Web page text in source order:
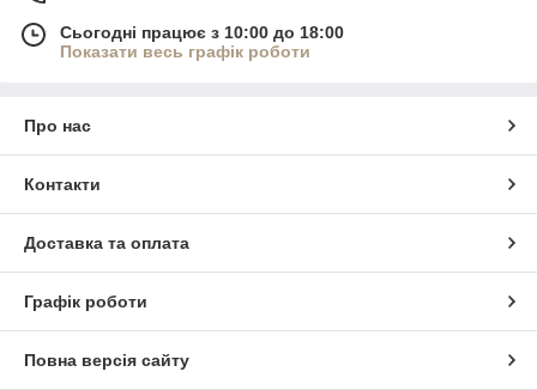
Сьогодні працює з 10:00 до 18:00
Показати весь графік роботи
Про нас
Контакти
Доставка та оплата
Графік роботи
Повна версія сайту